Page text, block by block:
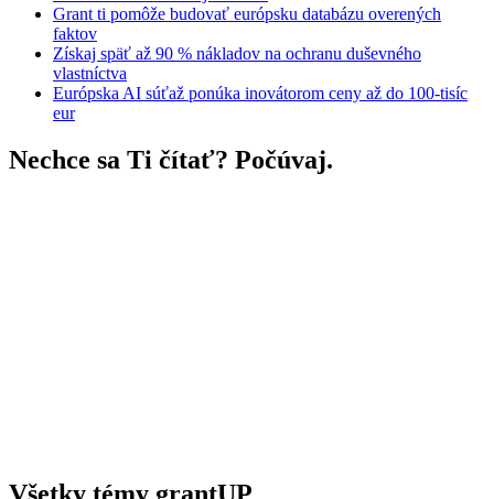
Grant ti pomôže budovať európsku databázu overených
faktov
Získaj späť až 90 % nákladov na ochranu duševného
vlastníctva
Európska AI súťaž ponúka inovátorom ceny až do 100-tisíc
eur
Nechce sa Ti čítať? Počúvaj.
Všetky témy grantUP